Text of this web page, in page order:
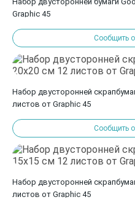
Graphic 45
Сообщить
Набор двусторонней
листов от Graphic 45
Сообщить
Набор двусторонней
листов от Graphic 45